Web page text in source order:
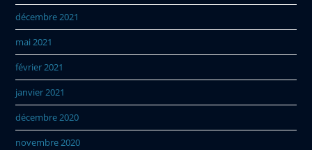
décembre 2021
mai 2021
février 2021
janvier 2021
décembre 2020
novembre 2020